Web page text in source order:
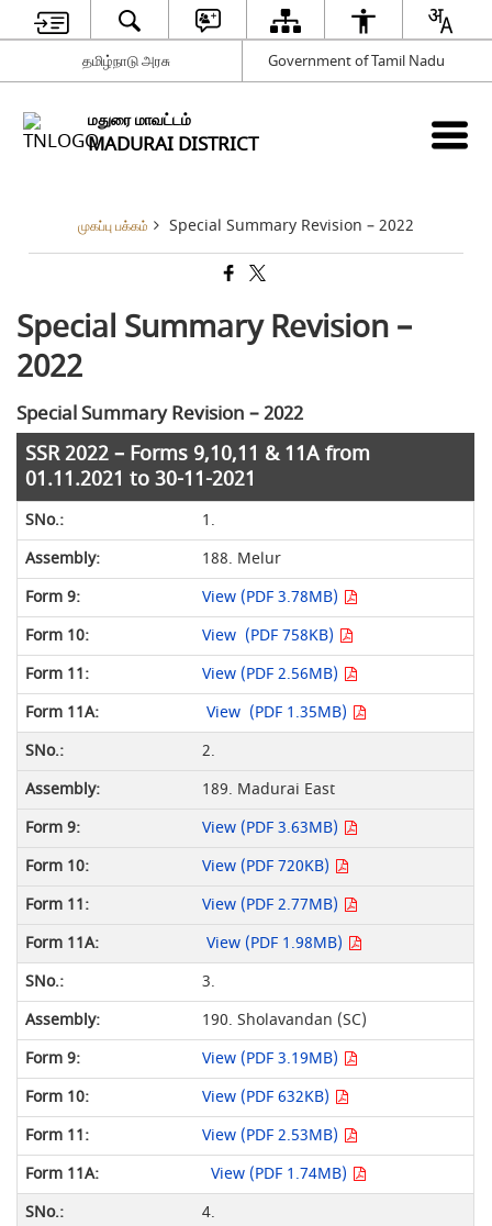
தமிழ்நாடு அரசு Government of Tamil Nadu
மதுரை மாவட்டம்
MADURAI DISTRICT
முகப்பு பக்கம் Special Summary Revision – 2022
Special Summary Revision –
2022
Special Summary Revision – 2022
SSR 2022 – Forms 9,10,11 & 11A from
01.11.2021 to 30-11-2021
1.
188. Melur
View (PDF 3.78MB)
View (PDF 758KB)
View (PDF 2.56MB)
View (PDF 1.35MB)
2.
189. Madurai East
View (PDF 3.63MB)
View (PDF 720KB)
View (PDF 2.77MB)
View (PDF 1.98MB)
3.
190. Sholavandan (SC)
View (PDF 3.19MB)
View (PDF 632KB)
View (PDF 2.53MB)
View (PDF 1.74MB)
4.